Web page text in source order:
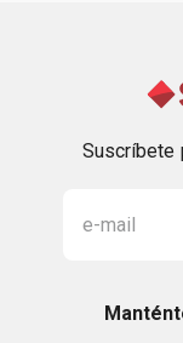
Suscríbete